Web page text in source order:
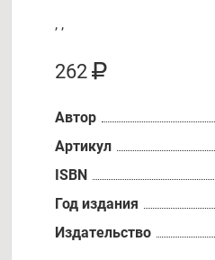
, ,
262
Автор
Артикул
ISBN
Год издания
Издательство